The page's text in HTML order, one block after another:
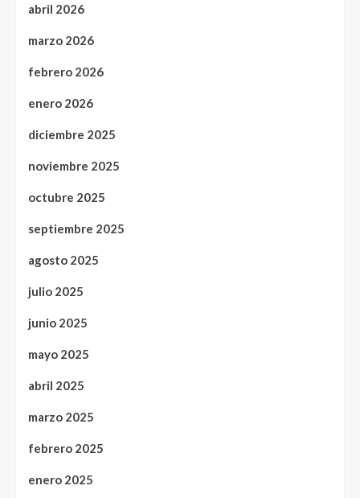
abril 2026
marzo 2026
febrero 2026
enero 2026
diciembre 2025
noviembre 2025
octubre 2025
septiembre 2025
agosto 2025
julio 2025
junio 2025
mayo 2025
abril 2025
marzo 2025
febrero 2025
enero 2025